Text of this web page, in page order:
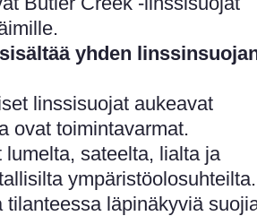
yhden
linssisuojat aukeavat
ovat toimintavarmat.
lumelta, sateelta, lialta ja
ympäristöolosuhteilta.
tilanteessa läpinäkyviä